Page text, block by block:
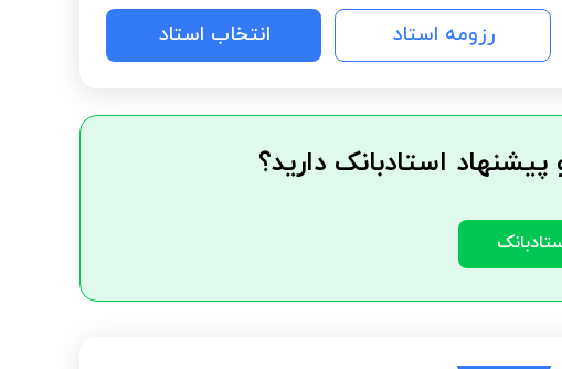
از طریق تمرین‌های مکرر.- **حل مسائل امتحانی**: آماده‌سازی
دانش‌آموزان برای امتحانات با بررسی سوالات دوره‌های گذشته.-
**ایجاد علاقه**: هدف من برانگیختن عشق به یادگیری فیزیک
می‌شوم که به شما کمک کنم. بیایید با هم به دنیای جذاب فیزیک
رزومه استاد انتخاب استاد
پیشنهاد استادبانک دارید؟